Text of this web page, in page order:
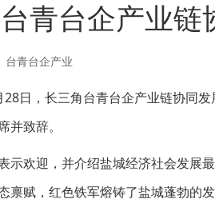
青台企产业链
台青台企产业
日，长三角台青台企产业链协同
致辞。
示欢迎，并介绍盐城经济社会发展
禀赋，红色铁军熔铸了盐城蓬勃的